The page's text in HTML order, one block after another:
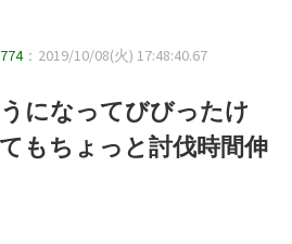
：2019/10/08(火) 17:48:40.67
になってびびったけ
もちょっと討伐時間伸